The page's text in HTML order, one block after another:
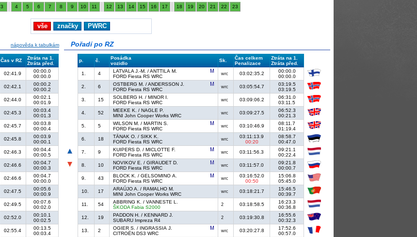
3 4 5 6 7 8 9 10 11 12 13 14 15 16 17 18 19 20 21 22 23
vše značky PWRC
nápověda k tabulkám
Čas v RZ
Ztráta na 1.
Ztráta před.
02:41.9
00:00.0
00:00.0
02:42.1
00:00.2
00:00.2
02:44.0
00:02.1
00:01.9
02:45.3
00:03.4
00:01.3
02:45.7
00:03.8
00:00.4
02:45.8
00:03.9
00:00.1
02:46.3
00:04.4
00:00.5
02:46.6
00:04.7
00:00.3
02:46.6
00:04.7
00:00.0
02:47.5
00:05.6
00:00.9
02:49.5
00:07.6
00:02.0
02:52.0
00:10.1
00:02.5
02:55.4
00:13.5
00:03.4
Pořadí po RZ
p. č.
Posádka
vozidlo
Sk.
Čas celkem
Penalizace
Ztráta na 1.
Ztráta před.
1.
4
LATVALA J.-M. / ANTTILA M.
FORD Fiesta RS WRC
wrc 03:02:35.2
00:00.0
00:00.0
2.
6
OSTBERG M. / ANDERSSON J.
FORD Fiesta RS WRC
wrc 03:05:54.7
03:19.5
03:19.5
3.
15
SOLBERG H. / MINOR I.
FORD Fiesta RS WRC
wrc 03:09:06.2
06:31.0
03:11.5
4.
52
MEEKE K. / NAGLE P.
MINI John Cooper Works WRC
wrc 03:09:27.5
06:52.3
00:21.3
5.
5
WILSON M. / MARTIN S.
FORD Fiesta RS WRC
wrc 03:10:46.9
08:11.7
01:19.4
6.
18
TÄNAK O. / SIKK K.
FORD Fiesta RS WRC
wrc
03:11:13.9
00:20
08:58.7
00:47.0
7.
9
KUIPERS D. / MICLOTTE F.
FORD Fiesta RS WRC
wrc 03:11:56.3
09:21.1
00:22.4
8.
10
NOVIKOV E. / GIRAUDET D.
FORD Fiesta RS WRC
wrc 03:11:57.0
09:21.8
00:00.7
9.
43
BLOCK K. / GELSOMINO A.
FORD Fiesta RS WRC
wrc
03:16:52.0
00:50
15:06.8
05:45.0
10.
17
ARAÚJO A. / RAMALHO M.
MINI John Cooper Works WRC
wrc 03:18:21.7
15:46.5
00:39.7
11.
54
ABBRING K. / VANNESTE L.
ŠKODA Fabia S2000
2 03:18:58.5
16:23.3
00:36.8
12.
19
PADDON H. / KENNARD J.
SUBARU Impreza R4
2 03:19:30.8
16:55.6
00:32.3
13.
2
OGIER S. / INGRASSIA J.
CITROËN DS3 WRC
wrc 03:20:27.8
17:52.6
00:57.0